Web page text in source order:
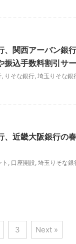
、関西アーバン銀
振込手数料割引サ
, りそな銀行, 埼玉りそな銀
、近畿大阪銀行の
, 口座開設, 埼玉りそな銀
3 Next »